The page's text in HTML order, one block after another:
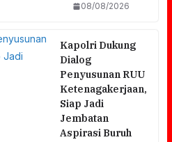
08/08/2026
Kapolri Dukung
Dialog
Penyusunan RUU
Ketenagakerjaan,
Siap Jadi
Jembatan
Aspirasi Buruh